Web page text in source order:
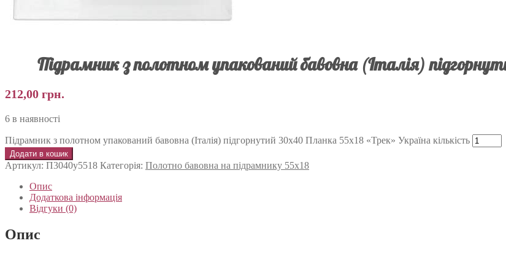
Підрамник з полотном упакований бавовна (Італія)
212,00 грн.
6 в наявності
Підрамник з полотном упакований бавовна (Італія) підгорнутий 30х40 Планка 55х18 «Трек» Україна кількість
Додати в кошик
Артикул: П3040у5518 Категорія: Полотно бавовна на підрамнику 55х18
Опис
Додаткова інформація
Відгуки (0)
Опис